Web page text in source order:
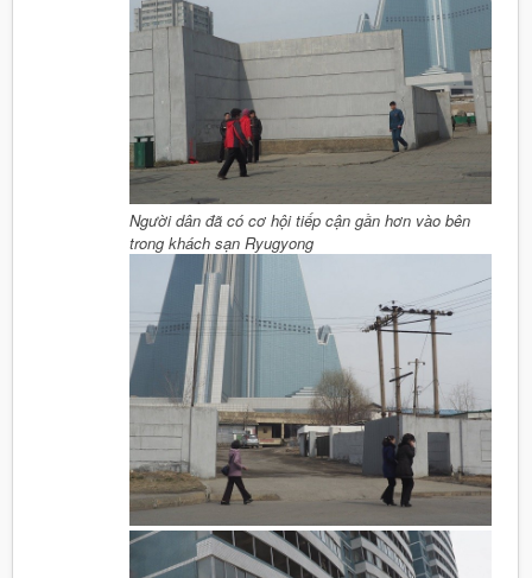
Người dân đã có cơ hội tiếp cận gần hơn vào bên
trong khách sạn Ryugyong